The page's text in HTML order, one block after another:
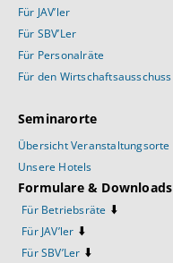
Für JAV’ler
Für SBV’Ler
Für Personalräte
Für den Wirtschaftsausschuss
Seminarorte
Übersicht Veranstaltungsorte
Unsere Hotels
Formulare & Downloads
Für Betriebsräte ⬇️
Für JAV’ler ⬇️
Für SBV’Ler ⬇️